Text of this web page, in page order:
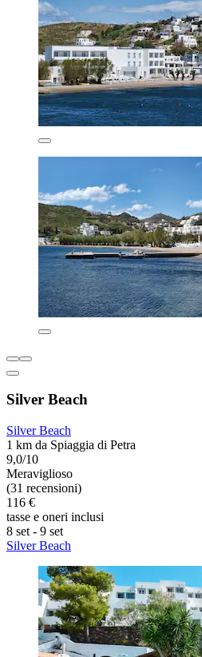
Silver Beach
Silver Beach
1 km da Spiaggia di Petra
9,0/10
Meraviglioso
(31 recensioni)
116 €
tasse e oneri inclusi
8 set - 9 set
Silver Beach